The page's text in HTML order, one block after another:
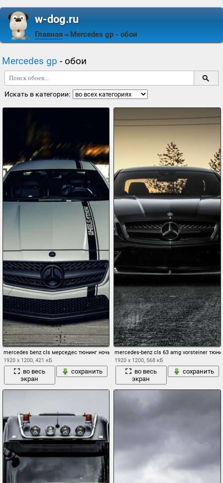
w-dog.ru
Главная ⇒ Mercedes gp - обои
Mercedes gp - обои
Искать в категории:
mercedes benz cls мерседес тюнинг ночь
1920 x 1200, 421 кБ
во весь
экран
сохранить
mercedes-benz cls 63 amg vorsteiner
1920 x 1200, 568 кБ
во весь
экран
сохранить